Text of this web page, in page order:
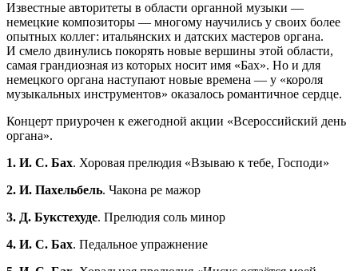
Известные авторитеты в области органной музыки —
немецкие композиторы — многому научились у своих более
опытных коллег: итальянских и датских мастеров органа.
И смело двинулись покорять новые вершины этой области,
самая грандиозная из которых носит имя «Бах». Но и для
немецкого органа наступают новые времена — у «короля
музыкальных инструментов» оказалось романтичное сердце.
Концерт приурочен к ежегодной акции «Всероссийский день
органа».
1. И. С. Бах. Хоровая прелюдия «Взываю к тебе, Господи»
2. И. Пахельбель. Чакона ре мажор
3. Д. Букстехуде. Прелюдия соль минор
4. И. С. Бах. Педальное упражнение